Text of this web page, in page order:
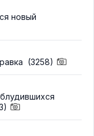
новый
(3258)